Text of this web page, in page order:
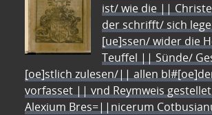
ist/ wie die ||
der schrifft/ sich
[ue]ssen/ wider die
Teuffel || Sünde/
[oe]stlich zulesen/|| allen
vorfasset || vnd Reymweis
Alexium Bres=||nicerum